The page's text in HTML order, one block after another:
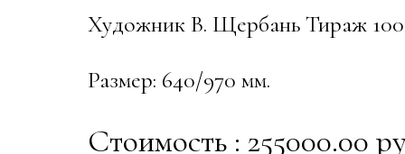
Художник В. Щербань Тираж 100
Размер: 640/970 мм.
Стоимость : 255000.00